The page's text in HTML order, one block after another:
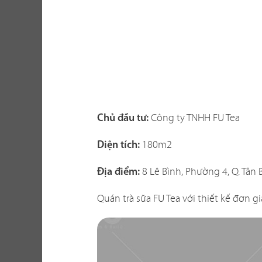
hàng vừa
sao? Liệu
Chúng tôi
Chủ đầu tư:Công ty TNHH FU Tea
Diện tích: 180m2
Địa điểm: 8 Lê Bình, Phường 4, Q. Tân
Quán trà sữa FU Tea với thiết kế